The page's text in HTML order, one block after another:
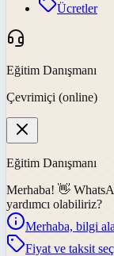
Ücretler
Eğitim Danışmanı
Çevrimiçi (online)
Eğitim Danışmanı
Merhaba! 👋
yardımcı olabiliriz?
Merhaba, bilgi
Fiyat ve taksit